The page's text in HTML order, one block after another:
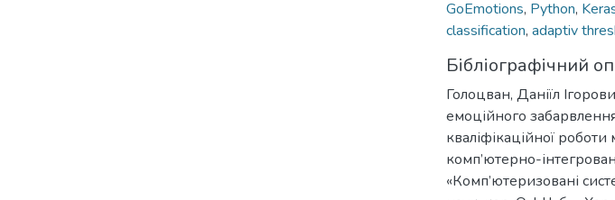
GoEmotions, Python,
classification, adaptiv
Бібліографічний
Голоцван, Даніїл
емоційного
кваліфікаційної роботи
комп’ютерно-
«Комп’ютеризовані